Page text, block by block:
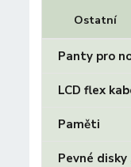
Ostatní
Panty pro
LCD flex
Paměti
Pevné disky